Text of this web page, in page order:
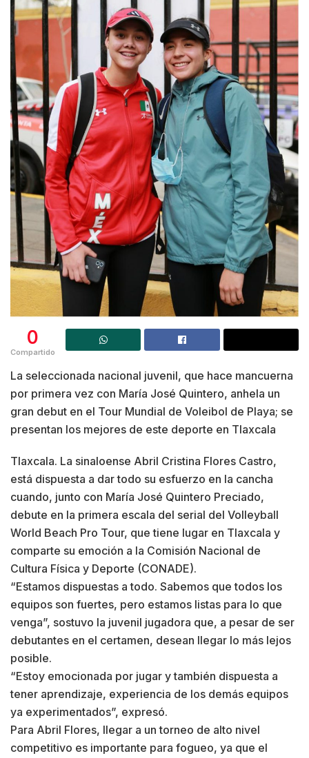
0
Compartido
La seleccionada nacional juvenil, que hace mancuerna
por primera vez con María José Quintero, anhela un
gran debut en el Tour Mundial de Voleibol de Playa; se
presentan los mejores de este deporte en Tlaxcala
Tlaxcala. La sinaloense Abril Cristina Flores Castro,
está dispuesta a dar todo su esfuerzo en la cancha
cuando, junto con María José Quintero Preciado,
debute en la primera escala del serial del Volleyball
World Beach Pro Tour, que tiene lugar en Tlaxcala y
comparte su emoción a la Comisión Nacional de
Cultura Física y Deporte (CONADE).
“Estamos dispuestas a todo. Sabemos que todos los
equipos son fuertes, pero estamos listas para lo que
venga”, sostuvo la juvenil jugadora que, a pesar de ser
debutantes en el certamen, desean llegar lo más lejos
posible.
“Estoy emocionada por jugar y también dispuesta a
tener aprendizaje, experiencia de los demás equipos
ya experimentados”, expresó.
Para Abril Flores, llegar a un torneo de alto nivel
competitivo es importante para fogueo, ya que el